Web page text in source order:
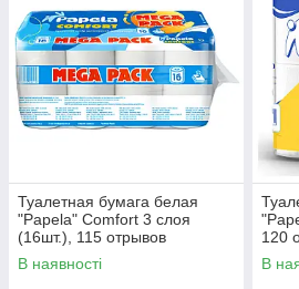
Туалетная бумага белая
"Papela" Comfort 3 слоя
(16шт.), 115 отрывов
В наявності
120
В